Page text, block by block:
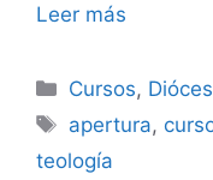
Leer más
Categorías
Cursos,
Etiquetas
apertura,
teología